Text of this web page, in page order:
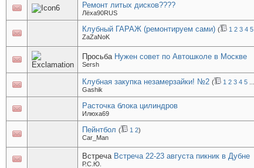
Ремонт литых дисков????
Лёха90RUS
Клубный ГАРАЖ (ремонтируем сами) ( 1 2 3 4 5
ZaZaNoK
Просьба Нужен совет по Автошколе в Москве
Sersh
Клубная закупка незамерзайки! №2 ( 1 2 3 4 5
Gashik
Расточка блока цилиндров
Илюха69
Пейнтбол ( 1 2)
Car_Man
Встреча Встреча 22-23 августа пикник в Дубне
Р.С.Ю.